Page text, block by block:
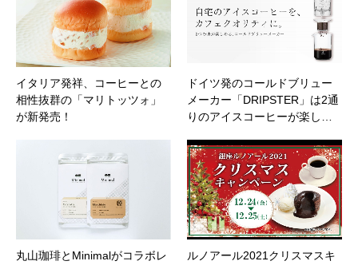
イタリア発祥、コーヒーとの
相性抜群の「マリトッツォ」
が新発売！
ドイツ発のコールドブリュー
メーカー「DRIPSTER」は2通
りのアイスコーヒーが楽し…
丸山珈琲とMinimalがコラボレ
ルノアール2021クリスマスキ